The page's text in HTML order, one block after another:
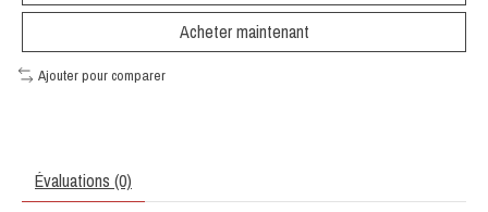
Acheter maintenant
Ajouter pour comparer
Évaluations (0)